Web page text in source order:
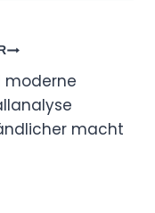
moderne
macht